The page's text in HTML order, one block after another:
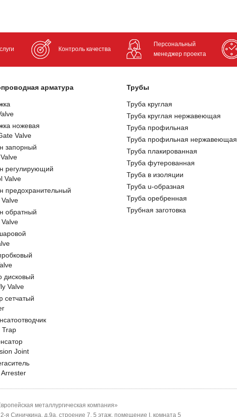
Контроль качества
Персональный
менеджер проекта
арматура
ножевая
Valve
запорный
регулирующий
Valve
предохранительный
обратный
дисковый
Valve
сетчатый
Trap
Joint
Трубы
Труба круглая
Труба круглая нержавеющая
Труба профильная
Труба профильная нержавеющая
Труба плакированная
Труба футерованная
Труба в изоляции
Труба u-образная
Труба оребренная
Трубная заготовка
металлургическая компания»
2-я Синичкина, д.9а, строение 7, 5 этаж, помещение I, комната 5